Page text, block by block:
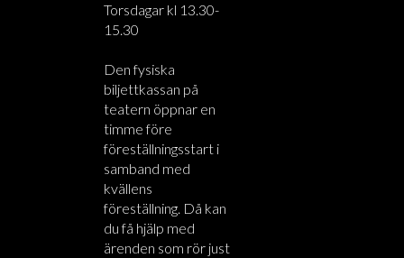
Torsdagar kl 13.30-
15.30
Den fysiska
biljettkassan på
teatern öppnar en
timme före
föreställningsstart i
samband med
kvällens
föreställning. Då kan
du få hjälp med
ärenden som rör just